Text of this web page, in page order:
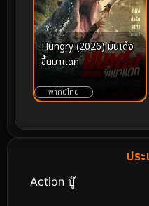
Hungry (2026) มันเด้ง
ขึ้นมาแดก
พากย์ไทย
ปร
Action บู๊